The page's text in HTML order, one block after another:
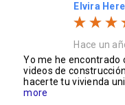
Elvira
Hace un
Yo me he encontrado
videos de
hacerte tu vivienda
more